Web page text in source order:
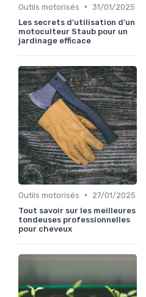
Outils motorisés • 31/01/2025
Les secrets d'utilisation d'un
motoculteur Staub pour un
jardinage efficace
Outils motorisés •
27/01/2025
Tout savoir sur les meilleures
tondeuses professionnelles
pour cheveux